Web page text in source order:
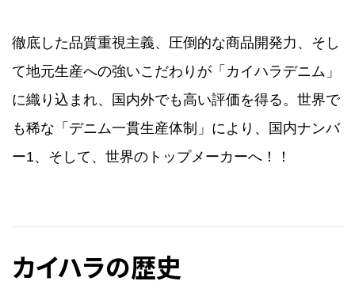
徹底した品質重視主義、圧倒的な商品開発力、そし
て地元生産への強いこだわりが「カイハラデニム」
に織り込まれ、国内外でも高い評価を得る。世界で
も稀な「デニム一貫生産体制」により、国内ナンバ
ー1、そして、世界のトップメーカーへ！！
カイハラの歴史